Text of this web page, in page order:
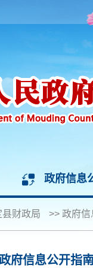
政府信息
县财政局 >> 政府信
府信息公开指